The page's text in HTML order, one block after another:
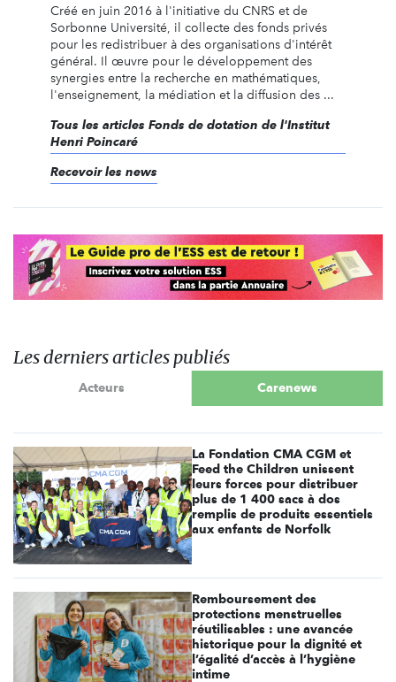
Créé en juin 2016 à l'initiative du CNRS et de
Sorbonne Université, il collecte des fonds privés
pour les redistribuer à des organisations d'intérêt
général. Il œuvre pour le développement des
synergies entre la recherche en mathématiques,
l'enseignement, la médiation et la diffusion des ...
Tous les articles Fonds de dotation de l'Institut
Henri Poincaré
Recevoir les news
Les derniers articles publiés
Acteurs Carenews
La Fondation CMA CGM et
Feed the Children unissent
leurs forces pour distribuer
plus de 1 400 sacs à dos
remplis de produits essentiels
aux enfants de Norfolk
Remboursement des
protections menstruelles
réutilisables : une avancée
historique pour la dignité et
l’égalité d’accès à l’hygiène
intime